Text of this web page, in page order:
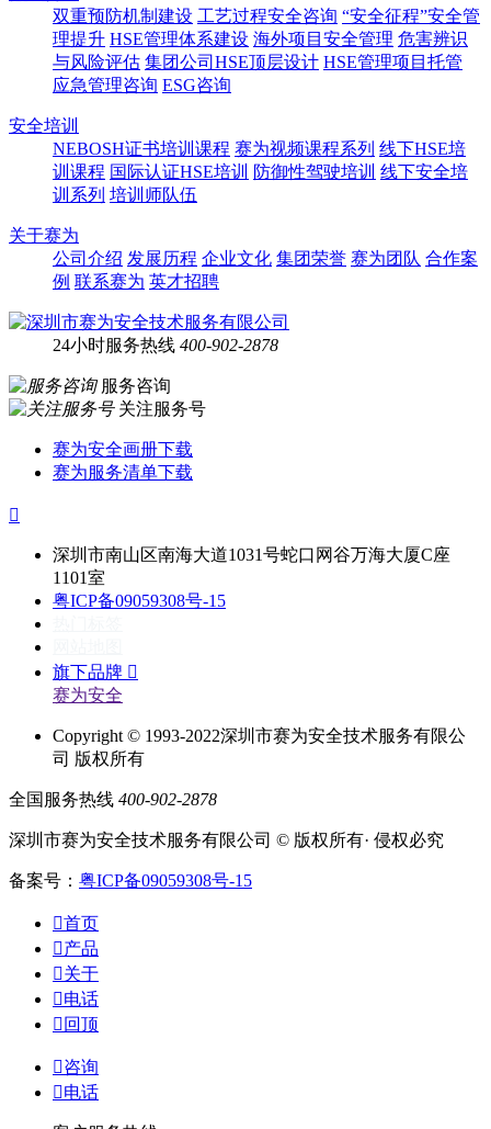
双重预防机制建设 工艺过程安全咨询 “安全征程”安全管
理提升 HSE管理体系建设 海外项目安全管理 危害辨识
与风险评估 集团公司HSE顶层设计 HSE管理项目托管
应急管理咨询 ESG咨询
安全培训
NEBOSH证书培训课程 赛为视频课程系列 线下HSE培
训课程 国际认证HSE培训 防御性驾驶培训 线下安全培
训系列 培训师队伍
关于赛为
公司介绍 发展历程 企业文化 集团荣誉 赛为团队 合作案
例 联系赛为 英才招聘
24小时服务热线 400-902-2878
服务咨询
关注服务号
赛为安全画册下载
赛为服务清单下载

深圳市南山区南海大道1031号蛇口网谷万海大厦C座
1101室
粤ICP备09059308号-15
旗下品牌 
赛为安全
Copyright © 1993-2022深圳市赛为安全技术服务有限公
司 版权所有
全国服务热线 400-902-2878
深圳市赛为安全技术服务有限公司 © 版权所有· 侵权必究
备案号： 粤ICP备09059308号-15
首页
产品
关于
电话
 回顶
咨询
电话